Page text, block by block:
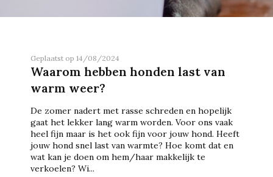
Geplaatst op 14/08/2024
Waarom hebben honden last van
warm weer?
De zomer nadert met rasse schreden en hopelijk
gaat het lekker lang warm worden. Voor ons vaak
heel fijn maar is het ook fijn voor jouw hond. Heeft
jouw hond snel last van warmte? Hoe komt dat en
wat kan je doen om hem/haar makkelijk te
verkoelen? Wi...